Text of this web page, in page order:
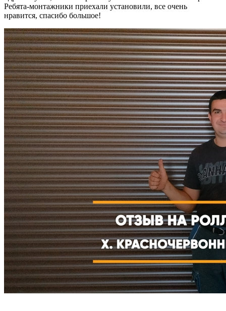
Ребята-монтажники приехали установили, все очень
нравится, спасибо большое!